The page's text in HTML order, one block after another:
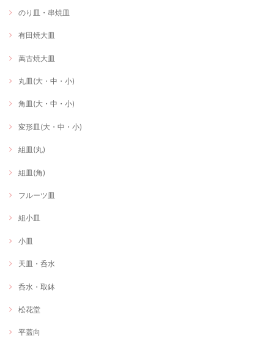
のり皿・串焼皿
有田焼大皿
萬古焼大皿
丸皿(大・中・小)
角皿(大・中・小)
変形皿(大・中・小)
組皿(丸)
組皿(角)
フルーツ皿
組小皿
小皿
天皿・呑水
呑水・取鉢
松花堂
平蓋向